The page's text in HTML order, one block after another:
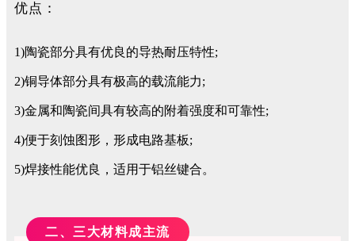
优点：
1)陶瓷部分具有优良的导热耐压特性;
2)铜导体部分具有极高的载流能力;
3)金属和陶瓷间具有较高的附着强度和可靠性;
4)便于刻蚀图形，形成电路基板;
5)焊接性能优良，适用于铝丝键合。
二、三大材料成主流